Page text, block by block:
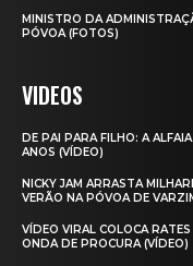
MINISTRO DA
PÓVOA (FOTOS)
VIDEOS
DE PAI PARA FILHO: A
ANOS (VÍDEO)
NICKY JAM ARRASTA
VERÃO NA PÓVOA DE
VÍDEO VIRAL COLOCA
ONDA DE PROCURA (VÍDEO)